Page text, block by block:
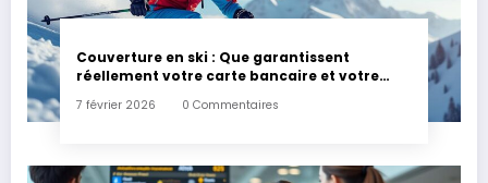
Couverture en ski : Que garantissent
réellement votre carte bancaire et votre
assurance habitation en cas d’accident ?
7 février 2026 0 Commentaires